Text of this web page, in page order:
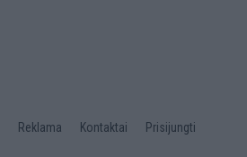
Reklama Kontaktai Prisijungti